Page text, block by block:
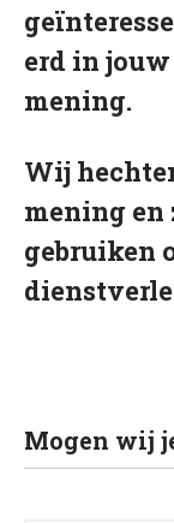
geïnteresse
erd in jouw
mening.
Wij
mening en
gebruiken
Mogen wij